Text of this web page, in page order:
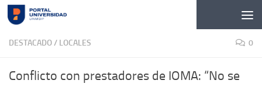
Skip to content
DESTACADO/ LOCALES 0
Conflicto con prestadores de IOMA: “No se